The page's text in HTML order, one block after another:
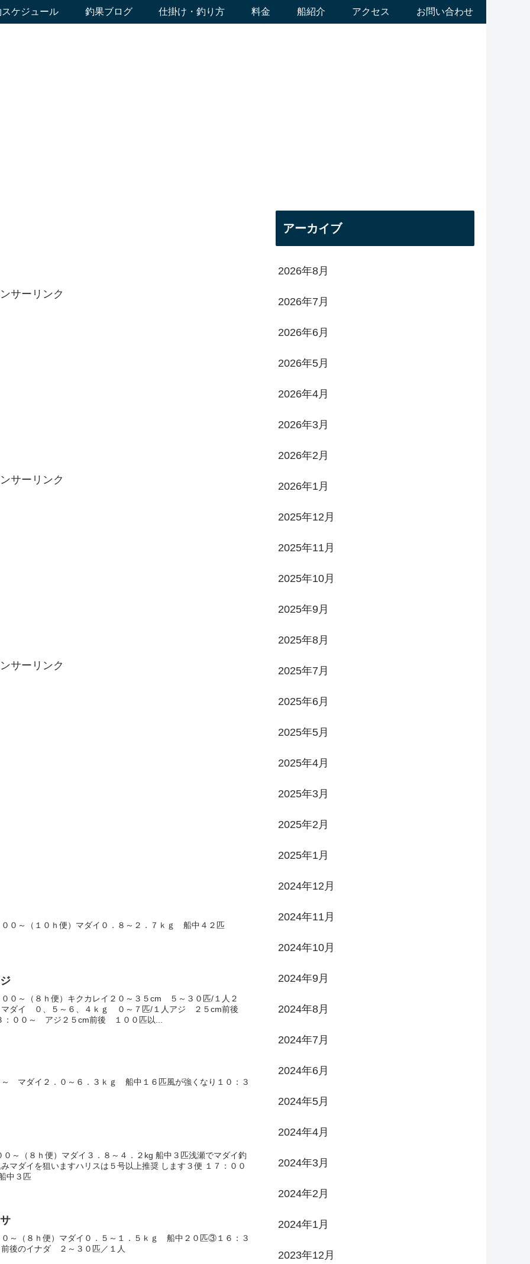
ケジュール 釣果ブログ 仕掛け・釣り方 料金 船紹介 アクセス お問い合わせ
サーリンク
サーリンク
サーリンク
０～（１０ｈ便）マダイ０．８～２．７ｋｇ 船中４２匹
０～（８ｈ便）キクカレイ２０～３５cm ５～３０匹/１人２
マダイ ０、５～６、４ｋｇ ０～７匹/１人アジ ２５cm前後
００～ アジ２５cm前後 １００匹以...
マダイ２．０～６．３ｋｇ 船中１６匹風が強くなり１０：３
～（８ｈ便）マダイ３．８～４．２kg 船中３匹浅瀬でマダイ釣
マダイを狙いますハリスは５号以上推奨 します３便 １７：００
中３匹
～（８ｈ便）マダイ０．５～１．５ｋｇ 船中２０匹③１６：３
後のイナダ ２～３０匹／１人
アーカイブ
2026年8月
2026年7月
2026年6月
2026年5月
2026年4月
2026年3月
2026年2月
2026年1月
2025年12月
2025年11月
2025年10月
2025年9月
2025年8月
2025年7月
2025年6月
2025年5月
2025年4月
2025年3月
2025年2月
2025年1月
2024年12月
2024年11月
2024年10月
2024年9月
2024年8月
2024年7月
2024年6月
2024年5月
2024年4月
2024年3月
2024年2月
2024年1月
2023年12月